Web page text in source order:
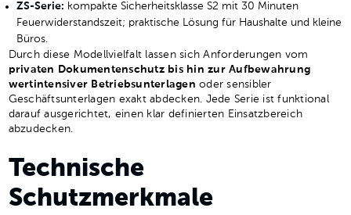
ZS-Serie: kompakte Sicherheitsklasse S2 mit 30 Minuten
Feuerwiderstandszeit; praktische Lösung für Haushalte und kleine
Büros.
Durch diese Modellvielfalt lassen sich Anforderungen vom
privaten Dokumentenschutz bis hin zur Aufbewahrung
wertintensiver Betriebsunterlagen oder sensibler
Geschäftsunterlagen exakt abdecken. Jede Serie ist funktional
darauf ausgerichtet, einen klar definierten Einsatzbereich
abzudecken.
Technische
Schutzmerkmale